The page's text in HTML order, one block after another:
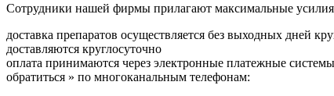
Cотрудники нашей фирмы прилагают максимальные
доставка препаратов осуществляется без выходных дней
доставляются круглосуточно
оплата принимаются через электронные платежные
обратиться » по многоканальным телефонам: